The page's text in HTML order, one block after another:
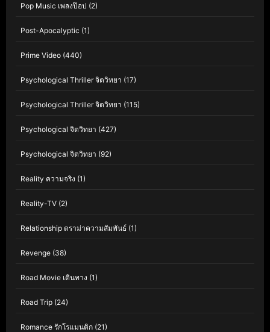
Pop Music เพลงป๊อป (2)
Post-Apocalyptic (1)
Prime Video (440)
Psychological Thriller จิตวิทยา (17)
Psychological Thriller จิตวิทยา (115)
Psychological จิตวิทยา (427)
Psychological จิตวิทยา (92)
Reality ความจริง (1)
Reality-TV (2)
Relationship ดราม่าความสัมพันธ์ (1)
Revenge (38)
Road Movie เดินทาง (1)
Road Trip (24)
Romance รักโรแมนติก (21)